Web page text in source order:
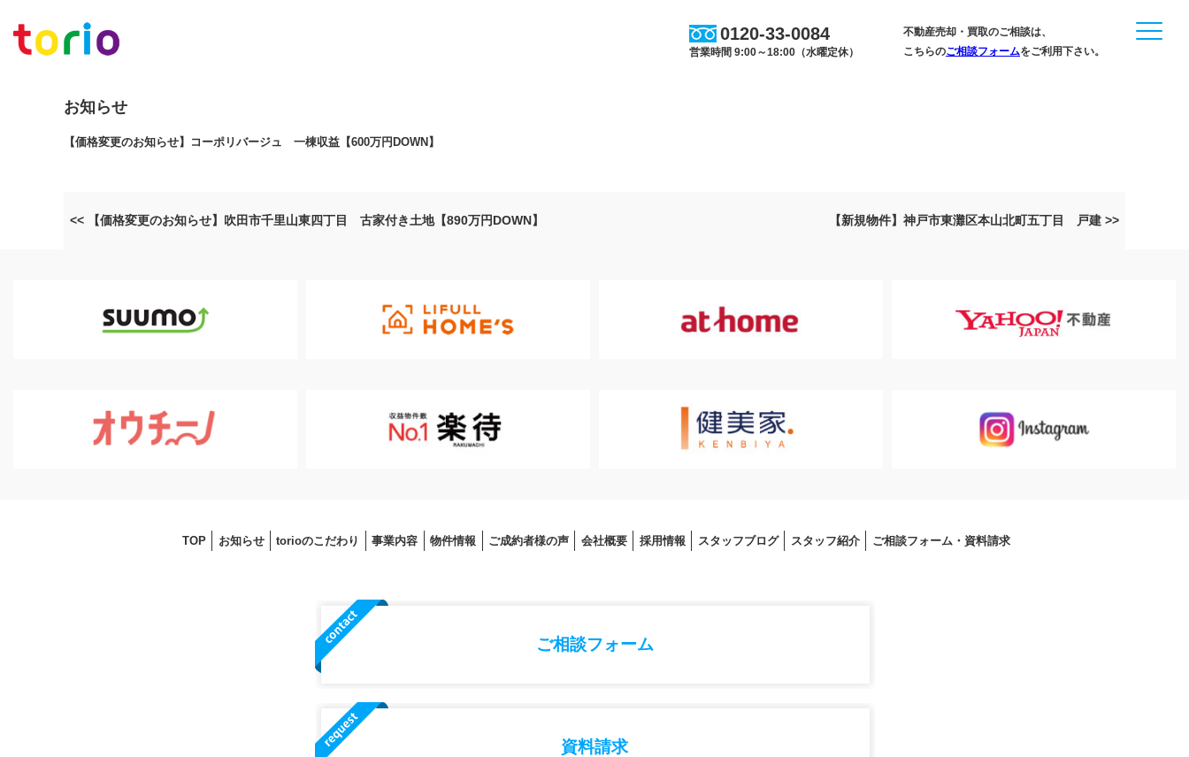
不動産売却・買取のご相談は、
こちらのご相談フォームをご利用下さい。
0120-33-0084
営業時間 9:00～18:00（水曜定休）
お知らせ
【価格変更のお知らせ】コーポリバージュ 一棟収益【600万円DOWN】
<< 【価格変更のお知らせ】吹田市千里山東四丁目 古家付き土地【890万円DOWN】 【新規物件】神戸市東灘区本山北町五丁目 戸建 >>
TOP お知らせ torioのこだわり 事業内容 物件情報 ご成約者様の声 会社概要 採⽤情報 スタッフブログ スタッフ紹介 ご相談フォーム・資料請求
ご相談フォーム
資料請求